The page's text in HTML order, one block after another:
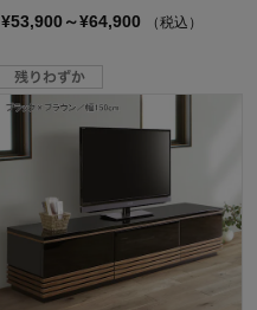
¥53,900～¥64,900
（税込）